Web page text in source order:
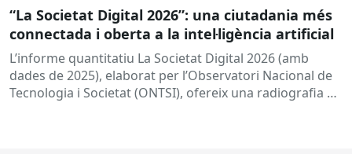
“La Societat Digital 2026”: una ciutadania més
connectada i oberta a la intel·ligència artificial
L’informe quantitatiu La Societat Digital 2026 (amb
dades de 2025), elaborat per l’Observatori Nacional de
Tecnologia i Societat (ONTSI), ofereix una radiografia de